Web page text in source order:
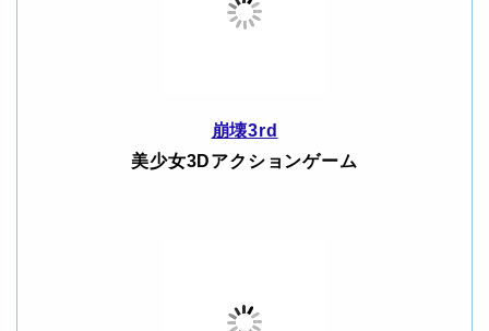
崩壊3rd
美少女3Dアクションゲーム